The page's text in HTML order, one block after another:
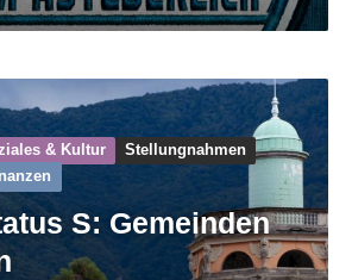
& Kultur
Stellungnahmen
S: Gemeinden